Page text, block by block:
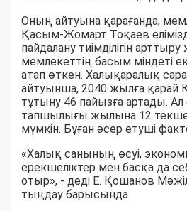
Оның айтуына қарағанда,
Қасым-Жомарт Тоқаев
пайдалану тиімділігін
мемлекеттің басым міндеті
атап өткен. Халықаралық
айтуынша, 2040 жылға қарай
тұтыну 46 пайызға артады.
тапшылығы жылына 12
мүмкін. Бұған әсер етуші
«Халық санының өсуі,
ерекшеліктер мен басқа да
отыр», - деді Е. Қошанов
тыңдау барысында.